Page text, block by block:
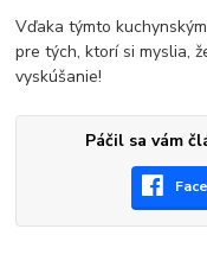
Vďaka týmto
pre tých, ktorí si myslia,
vyskúšanie!
Páčil sa vám